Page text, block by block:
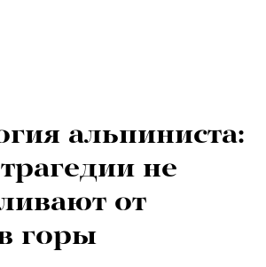
альпиниста:
не
от
горы